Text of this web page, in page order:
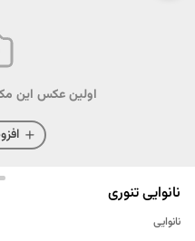
اولین عکس این
نانوایی تنوری
نانوایی